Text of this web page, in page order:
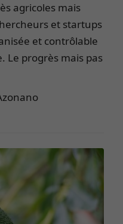
agricoles mais
et startups
et contrôlable
Le progrès mais pas